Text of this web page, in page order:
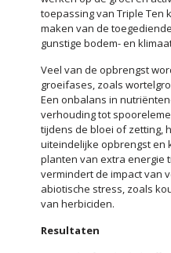
toepassing van Triple Ten
maken van de
gunstige bodem- en
Veel van de opbrengst
groeifases, zoals
Een onbalans in
verhouding tot
tijdens de bloei of zetting,
uiteindelijke opbrengst en
planten van extra energie
vermindert de impact van
abiotische stress, zoals
van herbiciden.
Resultaten